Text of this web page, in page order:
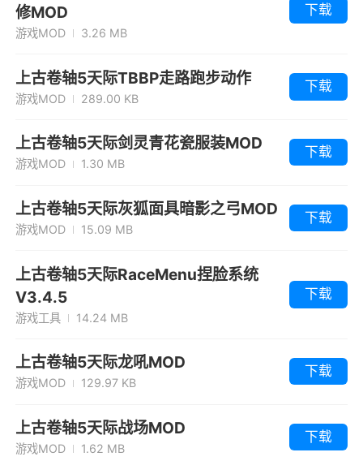
修MOD
游戏MOD 3.26 MB
下载
上古卷轴5天际TBBP走路跑步动作
游戏MOD 289.00 KB
下载
上古卷轴5天际剑灵青花瓷服装MOD
游戏MOD 1.30 MB
下载
上古卷轴5天际灰狐面具暗影之弓MOD
游戏MOD 15.09 MB
下载
上古卷轴5天际RaceMenu捏脸系统
V3.4.5
游戏工具 14.24 MB
下载
上古卷轴5天际龙吼MOD
游戏MOD 129.97 KB
下载
上古卷轴5天际战场MOD
游戏MOD 1.62 MB
下载